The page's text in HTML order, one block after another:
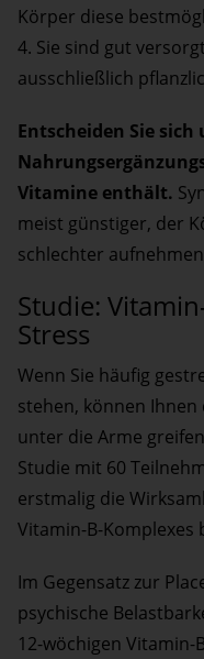
Körper diese
4. Sie sind gut
ausschließlich
Entscheiden Sie
Vitamine enthält.
meist günstiger, der
schlechter
Studie:
Stress
Wenn Sie häufig
stehen, können Ihnen
unter die Arme
Studie mit 60
erstmalig die
Vitamin-B-
Im Gegensatz zur
psychische
12-wöchigen Vitamin-